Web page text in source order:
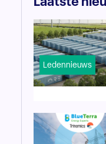
Ledennieuws